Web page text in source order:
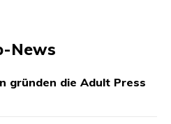
News
gründen die Adult Press